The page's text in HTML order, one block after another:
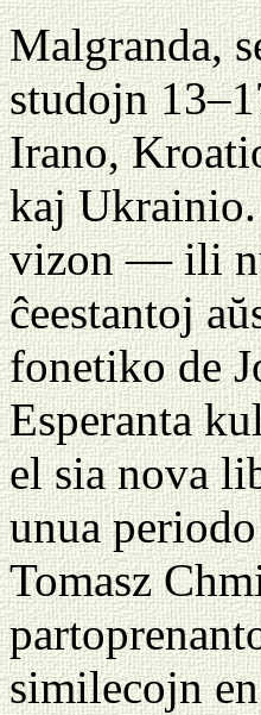
Malgranda,
studojn
Irano,
kaj
vizon — ili
ĉeestantoj
fonetiko de
Esperanta
el sia nova
unua
Tomasz
similecojn